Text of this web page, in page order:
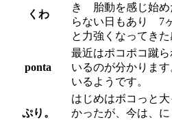
くわ
き 胎動を感じ始め
らない日もあり 7
と力強くなってきた
ponta
最近はポコポコ蹴
いるのが分かりま
いるようです。
ぷり。
はじめはボコっと
かったが、今は、